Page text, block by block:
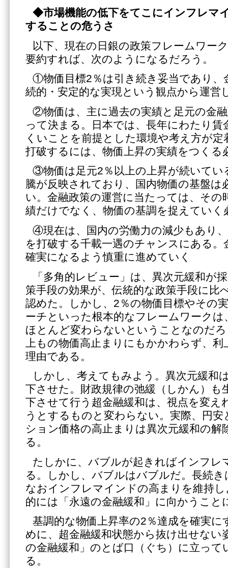
◆市場機能の低下をてこにインフレマ
することの危うさ
以下、現在の日銀の政策フレームワー
要約すれば、次のようになるだろう。
①物価目標2％は引き続き妥当であり、
続的・安定的な実現という観点から運営
②物価は、主に過去の実績と足元の金
って決まる。日本では、長年にわたり賃
くいことを前提とした環境や考え方が
打破するには、物価上昇の実績をつくる
③物価は足元2％以上の上昇が続いてい
騰が反映されており、国内物価の基盤は
い。金融政策の運営に当たっては、その
績だけでなく、物価の基調を捉えていく
④現在は、国内の労働力の減少もあり
を打破する千載一遇のチャンスにある。
確実になるよう慎重に進めていく
「多角的レビュー」は、異次元緩和が
策手段の効果が、伝統的な政策手段に比
認めた。しかし、2％の物価目標やその
ーチといった根本的なフレームワークは
ほとんど変わらないということなのだ
上もの物価高止まりにもかかわらず、
理由である。
しかし、考えてもみよう。異次元緩和
下させた。財政規律の弛緩（しかん）も
下させて行う超金融緩和は、視点を変え
うとするものと変わらない。実際、円安
ション価格の高止まりは異次元緩和の解
る。
たしかに、バブルが起きればインフレ
る。しかし、バブルはバブルだ。長続
なおインフレマインドの高まりを維持
的には「永遠の金融緩和」に向かうこと
基調的な物価上昇率の2％達成を確実
めに、超金融緩和状態から抜け出せない
の金融緩和」のとば口（ぐち）に立って
る。